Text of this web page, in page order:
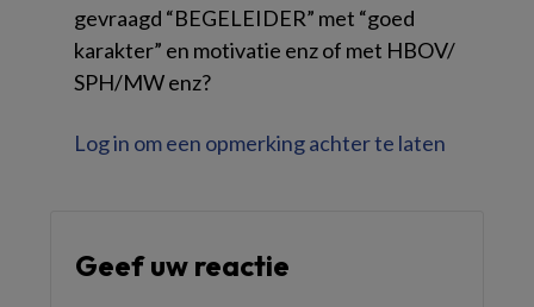
gevraagd “BEGELEIDER” met “goed
karakter” en motivatie enz of met HBOV/
SPH/MW enz?
Log in om een opmerking achter te laten
Geef uw reactie